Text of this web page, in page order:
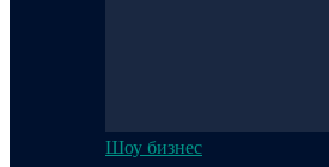
Шоу бизнес